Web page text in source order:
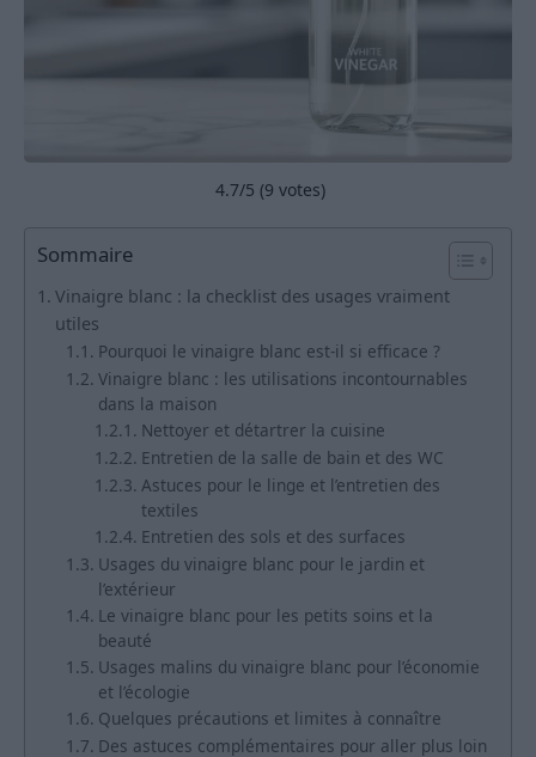
4.7/5 (9 votes)
Sommaire
Vinaigre blanc : la checklist des usages vraiment
utiles
Pourquoi le vinaigre blanc est-il si efficace ?
Vinaigre blanc : les utilisations incontournables
dans la maison
Nettoyer et détartrer la cuisine
Entretien de la salle de bain et des WC
Astuces pour le linge et l’entretien des
textiles
Entretien des sols et des surfaces
Usages du vinaigre blanc pour le jardin et
l’extérieur
Le vinaigre blanc pour les petits soins et la
beauté
Usages malins du vinaigre blanc pour l’économie
et l’écologie
Quelques précautions et limites à connaître
Des astuces complémentaires pour aller plus loin